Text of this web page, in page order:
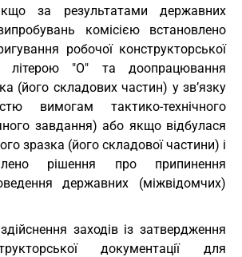
за результатами державних
комісією встановлено
робочої конструкторської
літерою "О" та доопрацювання
(його складових частин) у зв’язку
вимогам тактико-технічного
завдання) або якщо відбулася
зразка (його складової частини) і
рішення про припинення
державних (міжвідомчих)
заходів із затвердження
документації для